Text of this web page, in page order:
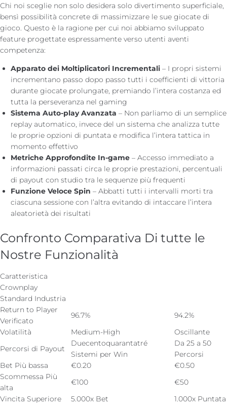
Chi noi sceglie non solo desidera solo divertimento superficiale,
bensì possibilità concrete di massimizzare le sue giocate di
gioco. Questo è la ragione per cui noi abbiamo sviluppato
feature progettate espressamente verso utenti aventi
competenza:
Apparato dei Moltiplicatori Incrementali – I propri sistemi
incrementano passo dopo passo tutti i coefficienti di vittoria
durante giocate prolungate, premiando l’intera costanza ed
tutta la perseveranza nel gaming
Sistema Auto-play Avanzata – Non parliamo di un semplice
replay automatico, invece del un sistema che analizza tutte
le proprie opzioni di puntata e modifica l’intera tattica in
momento effettivo
Metriche Approfondite In-game – Accesso immediato a
informazioni passati circa le proprie prestazioni, percentuali
di payout con studio tra le sequenze più frequenti
Funzione Veloce Spin – Abbatti tutti i intervalli morti tra
ciascuna sessione con l’altra evitando di intaccare l’intera
aleatorietà dei risultati
Confronto Comparativa Di tutte le
Nostre Funzionalità
Caratteristica
Crownplay
Standard Industria
Return to Player
Verificato
96.7%
94.2%
Volatilità
Medium-High
Oscillante
Percorsi di Payout
Duecentoquarantatré
Sistemi per Win
Da 25 a 50
Percorsi
Bet Più bassa
€0.20
€0.50
Scommessa Più
alta
€100
€50
Vincita Superiore
5.000x Bet 1.000x Puntata